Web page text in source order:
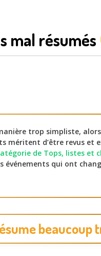
mal résumés
trop simpliste, alors
méritent d’être revus et
de Tops, listes et
événements qui ont
beaucoup